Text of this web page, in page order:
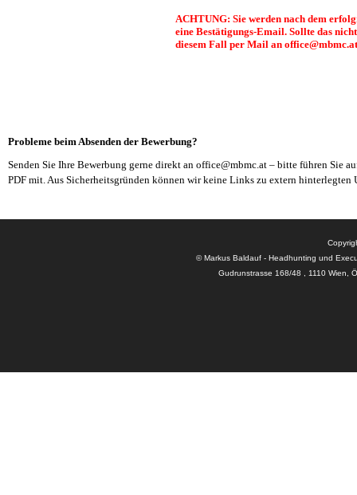
ACHTUNG: Sie werden nach dem
eine Bestätigungs-Email. Sollte das
diesem Fall per Mail an office@mbmc.at
Probleme beim Absenden der Bewerbung?
Senden Sie Ihre Bewerbung gerne direkt an office@mbmc.at – bitte führen Sie
PDF mit. Aus Sicherheitsgründen können wir keine Links zu extern
© Markus Baldauf - Headhunting und
Gudrunstrasse 168/48 , 1110 Wien,